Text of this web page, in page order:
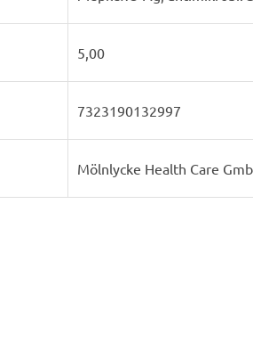
5,00
7323190132997
Mölnlycke Health Care